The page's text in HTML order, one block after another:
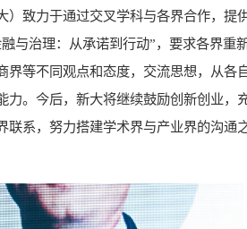
致力于通过交叉学科与各界合作，提
与治理：从承诺到行动”，要求各界重
等不同观点和态度，交流思想，从各
。今后，新大将继续鼓励创新创业，
系，努力搭建学术界与产业界的沟通